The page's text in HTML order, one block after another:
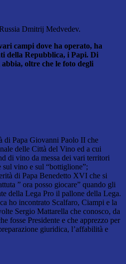
Dmitrij Medvedev.
campi dove ha operato, ha
della Repubblica, i Papi. Di
oltre che le foto degli
di Papa Giovanni Paolo II che
delle Città del Vino ed a cui
di vino da messa dei vari territori
vino e sul “bottiglione”;
di Papa Benedetto XVI che si
” ora posso giocare” quando gli
della Lega Pro il pallone della Lega.
ho incontrato Scalfaro, Ciampi e la
Sergio Mattarella che conosco, da
fosse Presidente e che apprezzo per
giuridica, l’affabilità e